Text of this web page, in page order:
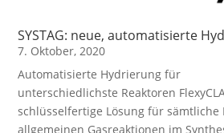
SYSTAG: neue, automatisierte
7. Oktober, 2020
Automatisierte Hydrierung für
unterschiedlichste Reaktoren
schlüsselfertige Lösung für
allgemeinen Gasreaktionen im